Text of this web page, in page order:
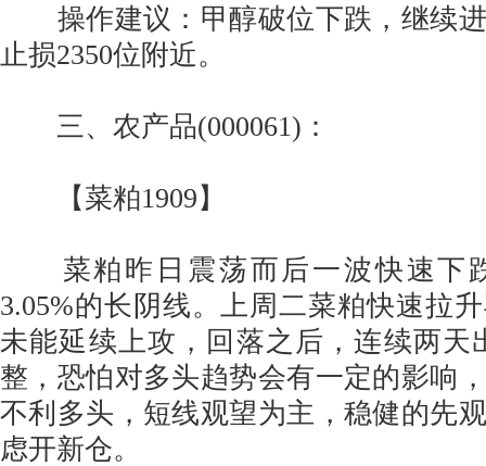
操作建议：甲醇破位下跌，继续进
止损2350位附近。
三、农产品(000061)：
【菜粕1909】
菜粕昨日震荡而后一波快速下
3.05%的长阴线。上周二菜粕快速拉
未能延续上攻，回落之后，连续两天
整，恐怕对多头趋势会有一定的影响
不利多头，短线观望为主，稳健的先
虑开新仓。